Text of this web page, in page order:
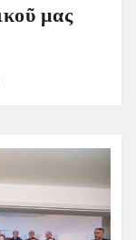
μας